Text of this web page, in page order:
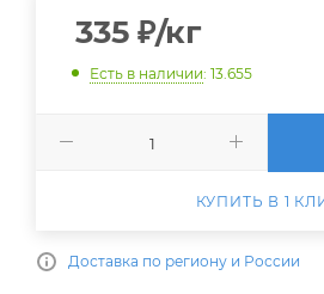
335 ₽/кг
Есть в наличии: 13.655
КУПИТЬ В 1
Доставка по региону и России